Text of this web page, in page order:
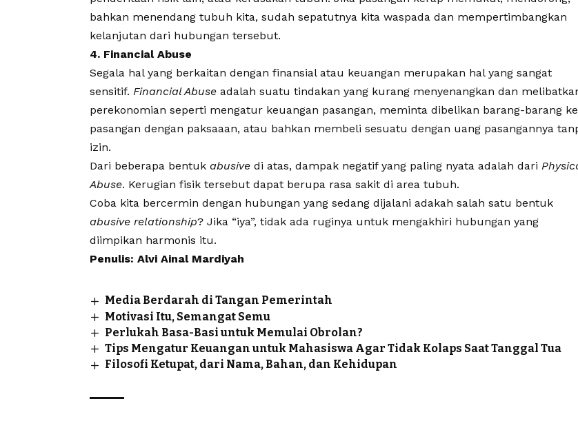
bahkan menendang tubuh kita, sudah sepatutnya kita waspada dan mempertimbangkan
kelanjutan dari hubungan tersebut.
4. Financial Abuse
Segala hal yang berkaitan dengan finansialatau keuangan merupakan hal yang sangat
sensitif. Financial Abuse adalah suatu tindakan yang kurang menyenangkan dan
perekonomian seperti mengatur keuangan pasangan, meminta dibelikan barang-barang ke
pasangan dengan paksaaan, atau bahkan membeli sesuatu dengan uang pasangannya
izin.
Dari beberapa bentuk abusive di atas, dampak negatif yang paling nyata adalah dari
Abuse. Kerugian fisik tersebut dapat berupa rasa sakit di area tubuh.
Coba kita bercermin dengan hubungan yang sedang dijalani adakah salah satu bentuk
abusive relationship? Jika “iya”, tidak ada ruginya untuk mengakhiri hubungan yang
diimpikan harmonis itu.
Penulis: Alvi Ainal Mardiyah
Media Berdarah di Tangan Pemerintah
Motivasi Itu, Semangat Semu
Perlukah Basa-Basi untuk Memulai Obrolan?
Tips Mengatur Keuangan untuk Mahasiswa Agar Tidak Kolaps Saat Tanggal Tua
Filosofi Ketupat, dari Nama, Bahan, dan Kehidupan